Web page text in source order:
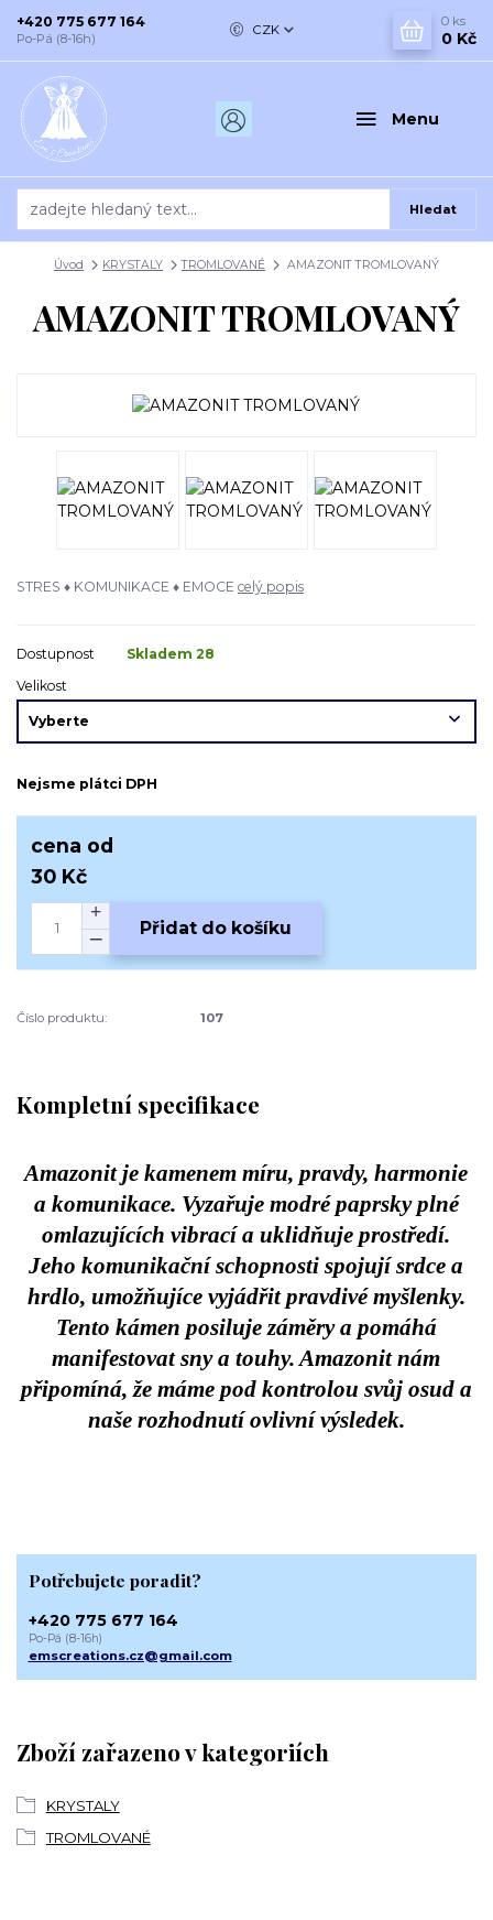
Menu
CZK
Hledat
+420 775 677 164
Po-Pá (8-16h)
0 ks
0 Kč
Úvod KRYSTALY TROMLOVANÉ AMAZONIT TROMLOVANÝ
AMAZONIT TROMLOVANÝ
STRES ♦ KOMUNIKACE ♦ EMOCE celý popis
Dostupnost
Skladem 28
Velikost
Nejsme plátci DPH
cena od
30 Kč
Přidat do košíku
Číslo produktu: 107
Kompletní specifikace
Amazonit je kamenem míru, pravdy, harmonie
a komunikace. Vyzařuje modré paprsky plné
omlazujících vibrací a uklidňuje prostředí.
Jeho komunikační schopnosti spojují srdce a
hrdlo, umožňujíce vyjádřit pravdivé myšlenky.
Tento kámen posiluje záměry a pomáhá
manifestovat sny a touhy. Amazonit nám
připomíná, že máme pod kontrolou svůj osud a
naše rozhodnutí ovlivní výsledek.
Zboží zařazeno v kategoriích
KRYSTALY
TROMLOVANÉ
Potřebujete poradit?
+420 775 677 164
Po-Pá (8-16h)
emscreations.cz@gmail.com